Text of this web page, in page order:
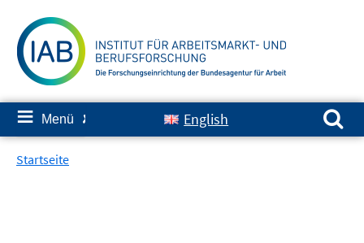
zum
Inhalt
≡ Menü ✘ English
Suchen nach:
Startseite